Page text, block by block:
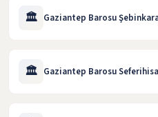
🏛️ Gaziantep Barosu
🏛️ Gaziantep Barosu